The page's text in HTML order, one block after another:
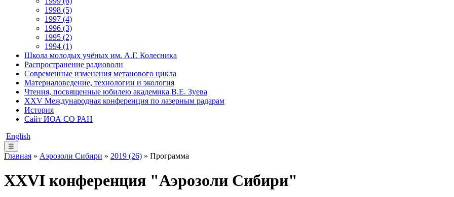
1998 (5)
1997 (4)
1996 (3)
1995 (2)
1994 (1)
Школа молодых учёных им. А.Г. Колесника
Распространение радиоволн
Современные изменения метанового цикла
Материаловедение, технологии и экология
Чтения, посвященные юбилею академика В.Е. Зуева
XXV Международная конференция по лазерным радарам
История
Сайт ИОА СО РАН
English
☰
Главная » Аэрозоли Сибири » 2019 (26) » Программа
XXVI конференция "Аэрозоли Сибири"